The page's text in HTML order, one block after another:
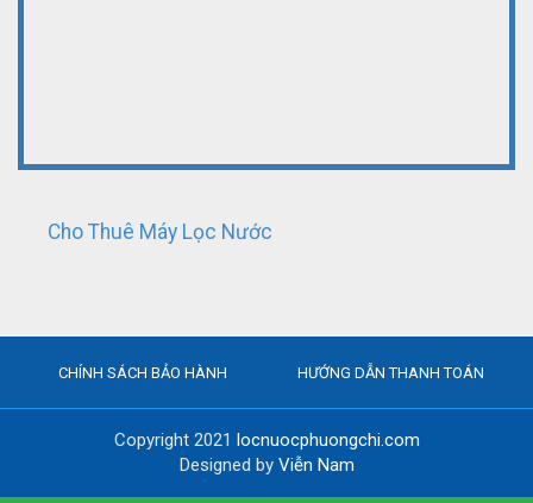
Cho Thuê Máy Lọc Nước
CHÍNH SÁCH BẢO HÀNH HƯỚNG DẪN THANH TOÁN
Copyright 2021 locnuocphuongchi.com
Designed by Viễn Nam